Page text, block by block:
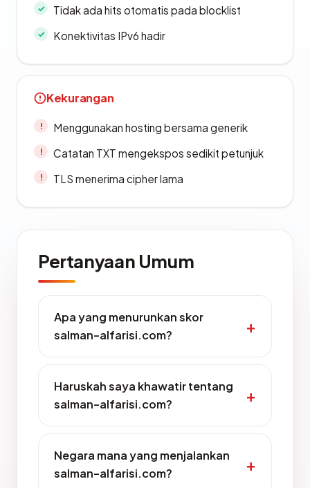
Tidak ada hits otomatis pada blocklist
Konektivitas IPv6 hadir
Kekurangan
Menggunakan hosting bersama generik
Catatan TXT mengekspos sedikit petunjuk
TLS menerima cipher lama
Pertanyaan Umum
Apa yang menurunkan skor
salman-alfarisi.com?
Haruskah saya khawatir tentang
salman-alfarisi.com?
Negara mana yang menjalankan
salman-alfarisi.com?